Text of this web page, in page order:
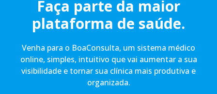
Faça parte da maior
plataforma de saúde.
Venha para o BoaConsulta, um sistema médico
online, simples, intuitivo que vai aumentar a sua
visibilidade e tornar sua clínica mais produtiva e
organizada.